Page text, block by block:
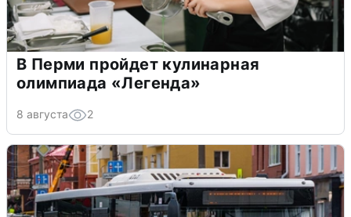
В Перми пройдет кулинарная
олимпиада «Легенда»
8 августа 2